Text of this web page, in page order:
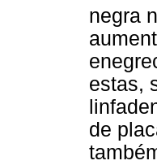
negra
estas,
de